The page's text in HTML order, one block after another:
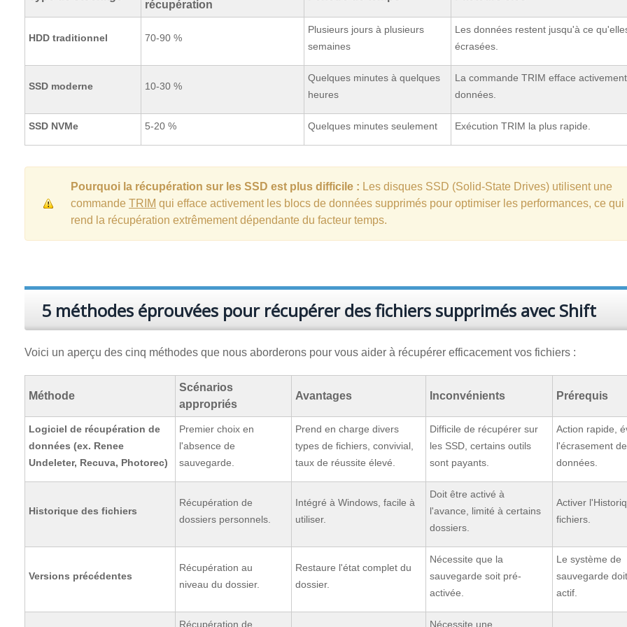
récupération
HDD traditionnel 70-90 %
Plusieurs jours à plusieurs
semaines
Les données restent jusqu'à ce
écrasées.
SSD moderne 10-30 %
Quelques minutes à quelques
heures
La commande TRIM efface
données.
SSD NVMe 5-20 % Quelques minutes seulement Exécution TRIM la plus rapide.
Pourquoi la récupération sur les SSD est plus difficile : Les disques SSD (Solid-State Drives) utilisent une
commande TRIM qui efface activement les blocs de données supprimés pour optimiser les performances, ce qui
rend la récupération extrêmement dépendante du facteur temps.
5 méthodes éprouvées pour récupérer des fichiers supprimés avec Shift
Voici un aperçu des cinq méthodes que nous aborderons pour vous aider à récupérer efficacement vos fichiers :
Méthode
Scénarios
appropriés
Avantages Inconvénients Prérequis
Logiciel de récupération de
données (ex. Renee
Undeleter, Recuva, Photorec)
Premier choix en
l'absence de
sauvegarde.
Prend en charge divers
types de fichiers, convivial,
taux de réussite élevé.
Difficile de récupérer sur
les SSD, certains outils
sont payants.
Action rapide,
l'écrasement
données.
Historique des fichiers
Récupération de
dossiers personnels.
Intégré à Windows, facile à
utiliser.
Doit être activé à
l'avance, limité à certains
dossiers.
Activer
fichiers.
Versions précédentes
Récupération au
niveau du dossier.
Restaure l'état complet du
dossier.
Nécessite que la
sauvegarde soit pré-
activée.
Le système de
sauvegarde
actif.
Récupération de Nécessite une